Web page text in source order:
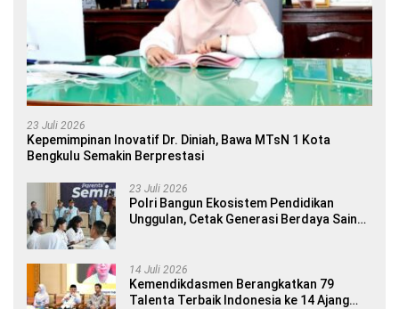
23 Juli 2026
Kepemimpinan Inovatif Dr. Diniah, Bawa MTsN 1 Kota
Bengkulu Semakin Berprestasi
23 Juli 2026
Polri Bangun Ekosistem Pendidikan
Unggulan, Cetak Generasi Berdaya Saing
14 Juli 2026
Kemendikdasmen Berangkatkan 79
Talenta Terbaik Indonesia ke 14 Ajang